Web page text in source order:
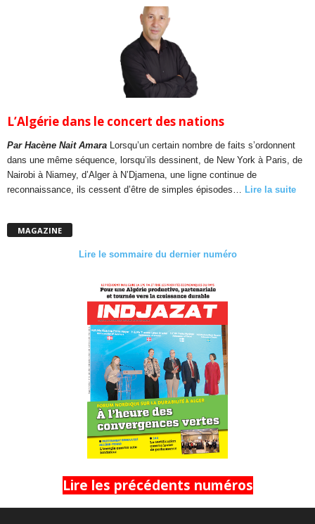
L’Algérie dans le concert des nations
Par Hacène Nait Amara
Lorsqu’un certain nombre de faits s’ordonnent
dans une même séquence, lorsqu’ils dessinent, de New York à Paris, de
Nairobi à Niamey, d’Alger à N’Djamena, une ligne continue de
reconnaissance, ils cessent d’être de simples épisodes…
Lire la suite
MAGAZINE
Lire le sommaire du dernier numéro
Lire les précédents numéros